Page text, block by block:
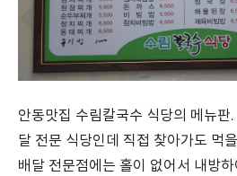
안동맛집 수림칼국수 식당의 메뉴판
달 전문 식당인데 직접 찾아가도 먹
배달 전문점에는 홀이 없어서 내방